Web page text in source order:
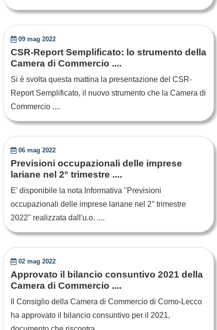
09 mag 2022
CSR-Report Semplificato: lo strumento della
Camera di Commercio ....
Si è svolta questa mattina la presentazione del CSR-
Report Semplificato, il nuovo strumento che la Camera di
Commercio ....
06 mag 2022
Previsioni occupazionali delle imprese
lariane nel 2° trimestre ....
E' disponibile la nota Informativa "Previsioni
occupazionali delle imprese lariane nel 2° trimestre
2022" realizzata dall'u.o. ....
02 mag 2022
Approvato il bilancio consuntivo 2021 della
Camera di Commercio ....
Il Consiglio della Camera di Commercio di Como-Lecco
ha approvato il bilancio consuntivo per il 2021,